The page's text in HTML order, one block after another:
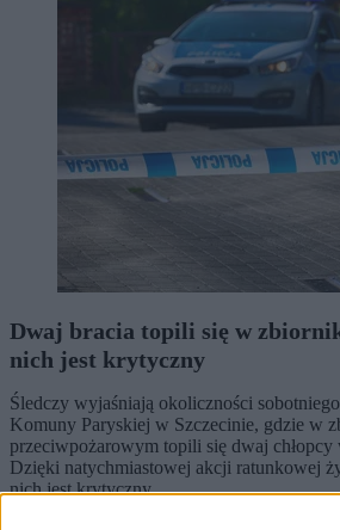
Dwaj bracia topili się w
nich jest krytyczny
Śledczy wyjaśniają okoliczności
Komuny Paryskiej w Szczecinie, gdzie w
przeciwpożarowym topili się dwaj
Dzięki natychmiastowej akcji ratunkowej
nich jest krytyczny.